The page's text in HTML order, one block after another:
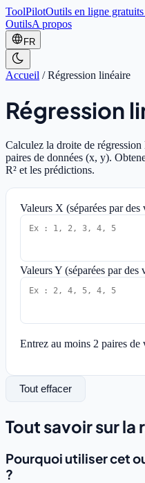
ToolPilotOutils en ligne
OutilsA propos
FR
Accueil /Régression linéaire
Régression
Calculez la droite de
paires de données (x, y).
R² et les prédictions.
Valeurs X (séparées par des
Valeurs Y (séparées par des
Entrez au moins 2 paires
Tout effacer
Tout savoir sur
Pourquoi utiliser cet
?